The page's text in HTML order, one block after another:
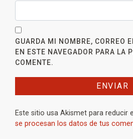
GUARDA MI NOMBRE, CORREO
EN ESTE NAVEGADOR PARA LA
COMENTE.
Este sitio usa Akismet para reducir
se procesan los datos de tus